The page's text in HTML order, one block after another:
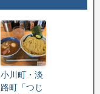
小川町・淡
路町「つじ